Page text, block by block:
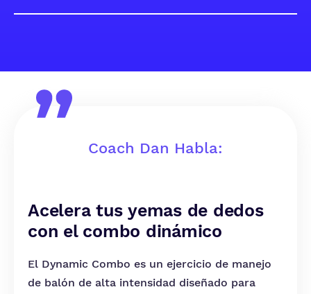
Coach Dan Habla:
Acelera tus yemas de dedos
con el combo dinámico
El Dynamic Combo es un ejercicio de manejo
de balón de alta intensidad diseñado para